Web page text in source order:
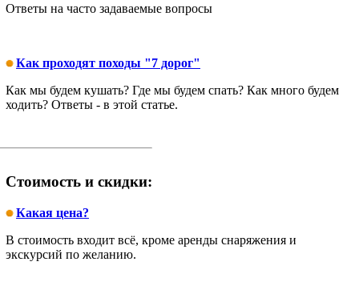
Ответы на часто задаваемые вопросы
Как проходят походы "7 дорог"
Как мы будем кушать? Где мы будем спать? Как много будем
ходить? Ответы - в этой статье.
Стоимость и скидки:
Какая цена?
В стоимость входит всё, кроме аренды снаряжения и
экскурсий по желанию.